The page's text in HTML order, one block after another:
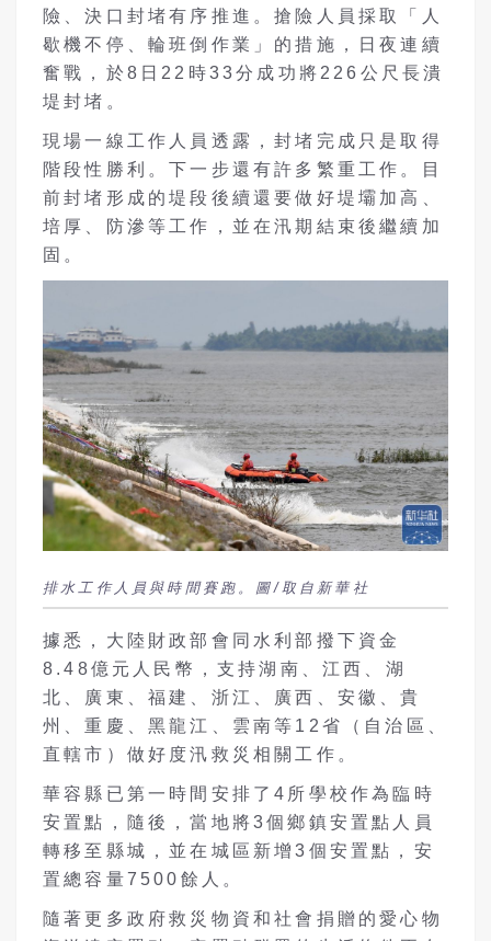
險、決口封堵有序推進。搶險人員採取「人
歇機不停、輪班倒作業」的措施，日夜連續
奮戰，於8日22時33分成功將226公尺長潰
堤封堵。
現場一線工作人員透露，封堵完成只是取得
階段性勝利。下一步還有許多繁重工作。目
前封堵形成的堤段後續還要做好堤壩加高、
培厚、防滲等工作，並在汛期結束後繼續加
固。
排水工作人員與時間賽跑。圖/取自新華社
據悉，大陸財政部會同水利部撥下資金
8.48億元人民幣，支持湖南、江西、湖
北、廣東、福建、浙江、廣西、安徽、貴
州、重慶、黑龍江、雲南等12省（自治區、
直轄市）做好度汛救災相關工作。
華容縣已第一時間安排了4所學校作為臨時
安置點，隨後，當地將3個鄉鎮安置點人員
轉移至縣城，並在城區新增3個安置點，安
置總容量7500餘人。
隨著更多政府救災物資和社會捐贈的愛心物